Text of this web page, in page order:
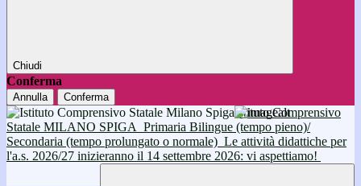
Chiudi
Conferma
Annulla Conferma
Istituto Comprensivo
Statale MILANO SPIGA Primaria Bilingue (tempo pieno)/
Secondaria (tempo prolungato o normale) Le attività didattiche per
l'a.s. 2026/27 inizieranno il 14 settembre 2026: vi aspettiamo!